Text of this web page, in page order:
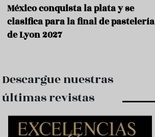
F
n
México conquista la plata y se
clasifica para la final de pastelería
de Lyon 2027
Descargue nuestras
últimas revistas